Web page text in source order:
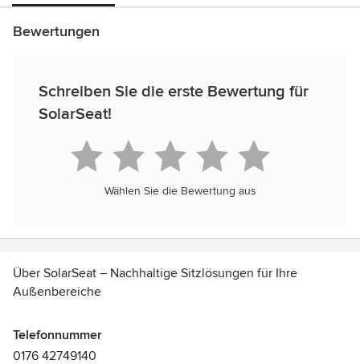
Bewertungen
Schreiben Sie die erste Bewertung für
SolarSeat!
Wählen Sie die Bewertung aus
Über SolarSeat – Nachhaltige Sitzlösungen für Ihre
Außenbereiche
SolarSeat steht für innovative und umweltfreundliche
Outdoor-Möbel. Wir bieten smarte, solarbetriebene
Telefonnummer
0176 42749140